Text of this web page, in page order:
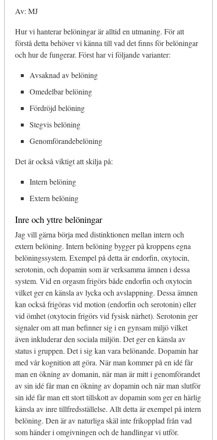
Av: MJ
Hur vi hanterar belöningar är alltid en utmaning. För att
förstå detta behöver vi känna till vad det finns för belöningar
och hur de fungerar. Först har vi följande varianter:
Avsaknad av belöning
Omedelbar belöning
Fördröjd belöning
Stegvis belöning
Genomförandebelöning
Det är också viktigt att skilja på:
Intern belöning
Extern belöning
Inre och yttre belöningar
Jag vill gärna börja med distinktionen mellan intern och
extern belöning. Intern belöning bygger på kroppens egna
belöningssystem. Exempel på detta är endorfin, oxytocin,
serotonin, och dopamin som är verksamma ämnen i dessa
system. Vid en orgasm frigörs både endorfin och oxytocin
vilket ger en känsla av lycka och avslappning. Dessa ämnen
kan också frigöras vid motion (endorfin och serotonin) eller
vid ömhet (oxytocin frigörs vid fysisk närhet). Serotonin ger
signaler om att man befinner sig i en gynsam miljö vilket
även inkluderar den sociala miljön. Det ger en känsla av
status i gruppen. Det i sig kan vara belönande. Dopamin har
med vår kognition att göra. När man kommer på en idé får
man en ökning av domanin, när man är mitt i genomförandet
av sin idé får man en ökning av dopamin och när man slutför
sin idé får man ett stort tillskott av dopamin som ger en härlig
känsla av inre tillfredsställelse. Allt detta är exempel på intern
belöning. Den är av naturliga skäl inte frikopplad från vad
som händer i omgivningen och de handlingar vi utför.